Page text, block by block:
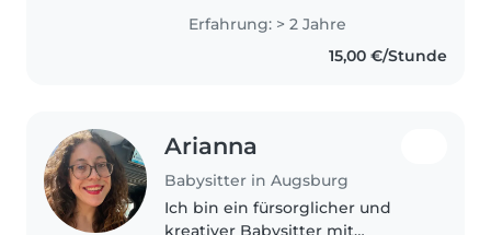
who enjoys spending time with
children. I love creating a safe,
Erfahrung: > 2 Jahre
15,00 €/Stunde
Arianna
Babysitter in Augsburg
Ich bin ein fürsorglicher und
kreativer Babysitter mit